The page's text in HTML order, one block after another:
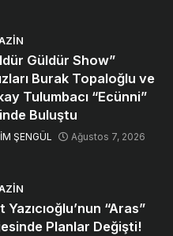
Güldür Show”
Burak Topaloğlu ve
Tulumbacı “Ecünni”
Buluştu
ŞENGÜL Ağustos 7, 2026
Yazıcıoğlu’nun “Aras”
Planlar Değişti!